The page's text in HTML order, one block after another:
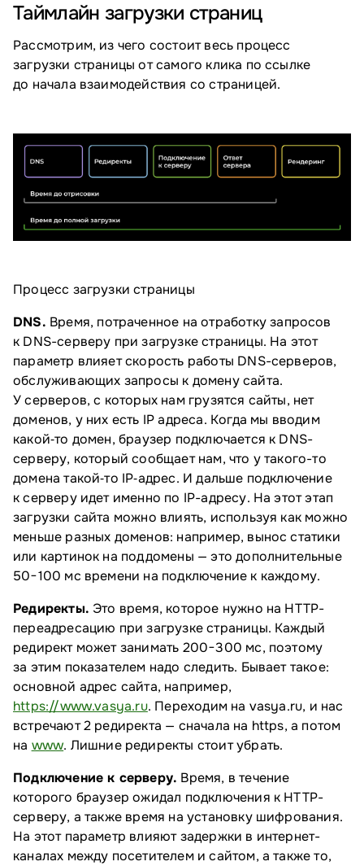
Таймлайн загрузки страниц
Рассмотрим, из чего состоит весь процесс
загрузки страницы от самого клика по ссылке
до начала взаимодействия со страницей.
Процесс загрузки страницы
DNS. Время, потраченное на отработку запросов
к DNS-серверу при загрузке страницы. На этот
параметр влияет скорость работы DNS-серверов,
обслуживающих запросы к домену сайта.
У серверов, с которых нам грузятся сайты, нет
доменов, у них есть IP адреса. Когда мы вводим
какой‑то домен, браузер подключается к DNS-
серверу, который сообщает нам, что у такого-то
домена такой‑то IP‑адрес. И дальше подключение
к серверу идет именно по IP-адресу. На этот этап
загрузки сайта можно влиять, используя как можно
меньше разных доменов: например, вынос статики
или картинок на поддомены — это дополнительные
50−100 мс времени на подключение к каждому.
Редиректы. Это время, которое нужно на HTTP-
переадресацию при загрузке страницы. Каждый
редирект может занимать 200−300 мс, поэтому
за этим показателем надо следить. Бывает такое:
основной адрес сайта, например,
https://www.vasya.ru. Переходим на vasya.ru, и нас
встречают 2 редиректа — сначала на https, а потом
на www. Лишние редиректы стоит убрать.
Подключение к серверу. Время, в течение
которого браузер ожидал подключения к HTTP-
серверу, а также время на установку шифрования.
На этот параметр влияют задержки в интернет-
каналах между посетителем и сайтом, а также то,